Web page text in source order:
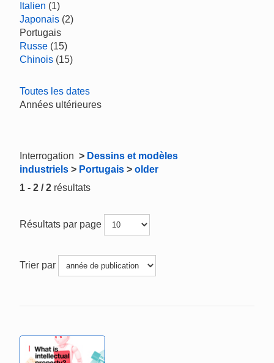
Italien (1)
Japonais (2)
Portugais
Russe (15)
Chinois (15)
Toutes les dates
Années ultérieures
Interrogation > Dessins et modèles
industriels > Portugais > older
1 - 2 / 2 résultats
Résultats par page
Trier par